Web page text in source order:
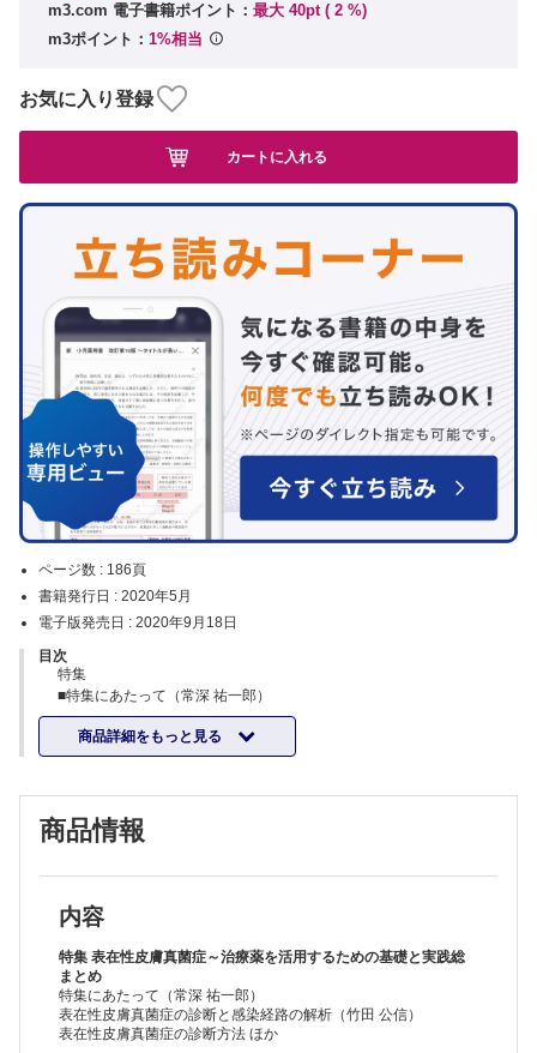
ページ数 : 186頁
書籍発行日 : 2020年5月
電子版発売日 : 2020年9月18日
目次
特集
■特集にあたって（常深 祐一郎）
■表在性皮膚真菌症の診断と感染経路の解析（竹田 公信）
■表在性皮膚真菌症の診断方法
・直接鏡検・真菌培養（竹中 基）
・白癬の臨床像と鑑別（辻 学）
・カンジダ症の臨床像と鑑別（佐藤 友隆）
■表在性皮膚真菌症における薬剤選択と患者指導の実践ポイント
・白癬の治療戦略と患者指導（常深 祐一郎）
・カンジダ症の治療戦略と患者指導（石崎 純子）
・マラセチア症の治療戦略と患者指導（下山 陽也）
■外用抗真菌薬による接触皮膚炎の回避と生じた際の対処法（田邉 洋）
■経口抗真菌薬の投与前検査と投与中モニタリング・異常発現時の対応
・テルビナフィン（福田 知雄）
商品詳細をもっと見る
m3.com 電子書籍ポイント： 最大 40pt ( 2 %)
m3ポイント： 1%相当
お気に入り登録
カートに入れる
商品情報
内容
特集 表在性皮膚真菌症～治療薬を活用するための基礎と実践総
まとめ
特集にあたって（常深 祐一郎）
表在性皮膚真菌症の診断と感染経路の解析（竹田 公信）
表在性皮膚真菌症の診断方法 ほか